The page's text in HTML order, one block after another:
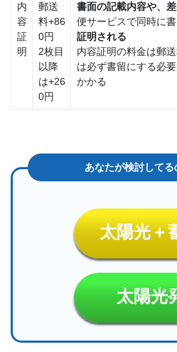
内
容
証
明
郵送
料+86
0円
2枚目
以降
は+26
0円
書面の記載内容や、
便サービスで同時に書
証明される
内容証明の料金は郵
は必ず書留にする必
かかる
太陽光＋
太陽光